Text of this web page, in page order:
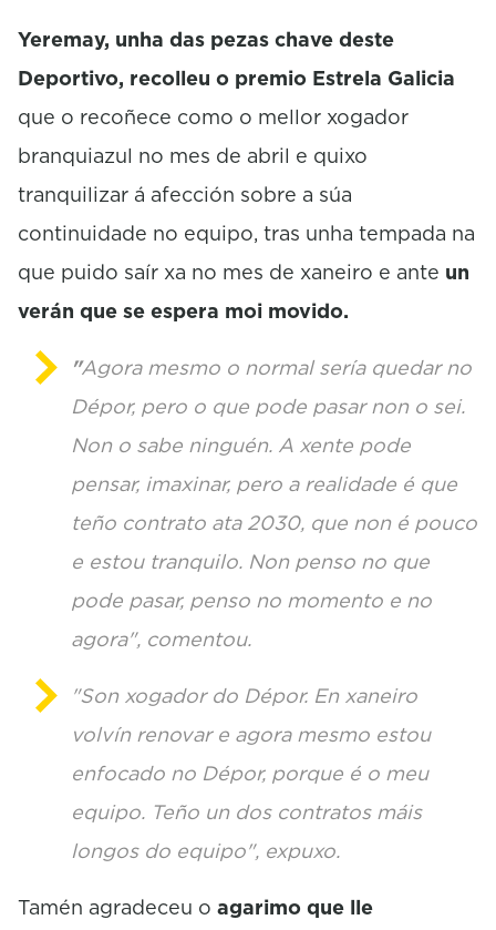
d
s
Yeremay, unha das pezas chave deste
Deportivo, recolleu o premio Estrela Galicia
que o recoñece como o mellor xogador
branquiazul no mes de abril e quixo
tranquilizar á afección sobre a súa
continuidade no equipo, tras unha tempada na
que puido saír xa no mes de xaneiro e ante un
verán que se espera moi movido.
"Agora mesmo o normal sería quedar no
Dépor, pero o que pode pasar non o sei.
Non o sabe ninguén. A xente pode
pensar, imaxinar, pero a realidade é que
teño contrato ata 2030, que non é pouco
e estou tranquilo. Non penso no que
pode pasar, penso no momento e no
agora", comentou.
"Son xogador do Dépor. En xaneiro
volvín renovar e agora mesmo estou
enfocado no Dépor, porque é o meu
equipo. Teño un dos contratos máis
longos do equipo", expuxo.
Tamén agradeceu o agarimo que lle